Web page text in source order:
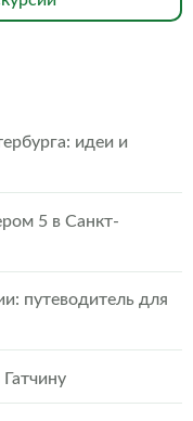
идеи и
5 в Санкт-
путеводитель для